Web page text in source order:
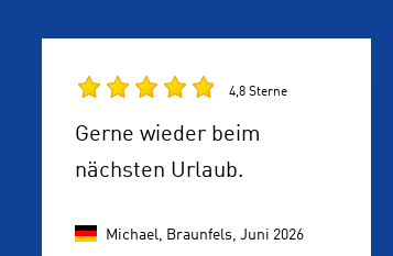
4,8 Sterne
Gerne wieder beim
nächsten Urlaub.
Michael, Braunfels, Juni 2026